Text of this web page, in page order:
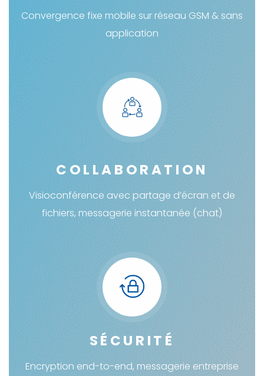
Convergence fixe mobile sur réseau GSM & sans
application
COLLABORATION
Visioconférence avec partage d’écran et de
fichiers, messagerie instantanée (chat)
SÉCURITÉ
Encryption end-to-end, messagerie entreprise